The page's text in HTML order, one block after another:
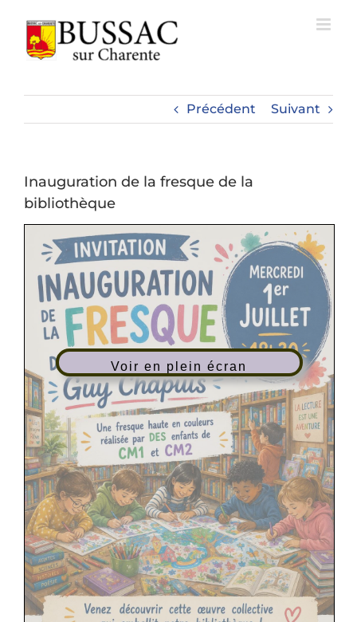
contenu
Précédent Suivant
Inauguration de la fresque de la
bibliothèque
Voir en plein écran